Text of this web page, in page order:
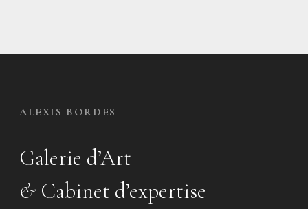
ALEXIS BORDES
Galerie d’Art
& Cabinet d’expertise